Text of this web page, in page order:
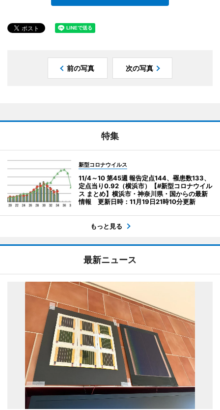
前の写真 次の写真
特集
新型コロナウイルス
11/4～10 第45週 報告定点144、罹患数133、
定点当り0.92（横浜市）【#新型コロナウイル
ス まとめ】横浜市・神奈川県・国からの最新
情報 更新日時：11月19日21時10分更新
もっと見る
最新ニュース